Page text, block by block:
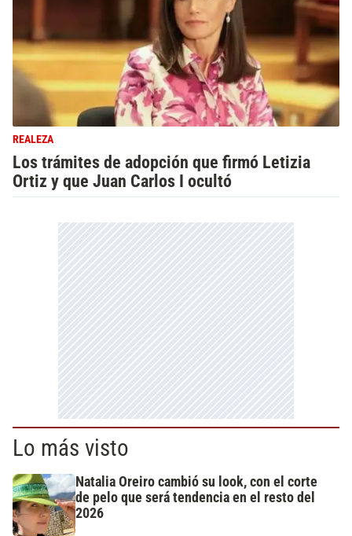
REALEZA
Los trámites de adopción que firmó Letizia
Ortiz y que Juan Carlos I ocultó
Lo más visto
Natalia Oreiro cambió su look, con el corte
de pelo que será tendencia en el resto del
2026